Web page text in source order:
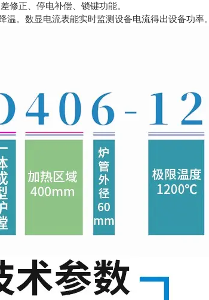
修正、停电补偿、锁键功能。
。数显电流表能实时监测设备电流得出设备功率。